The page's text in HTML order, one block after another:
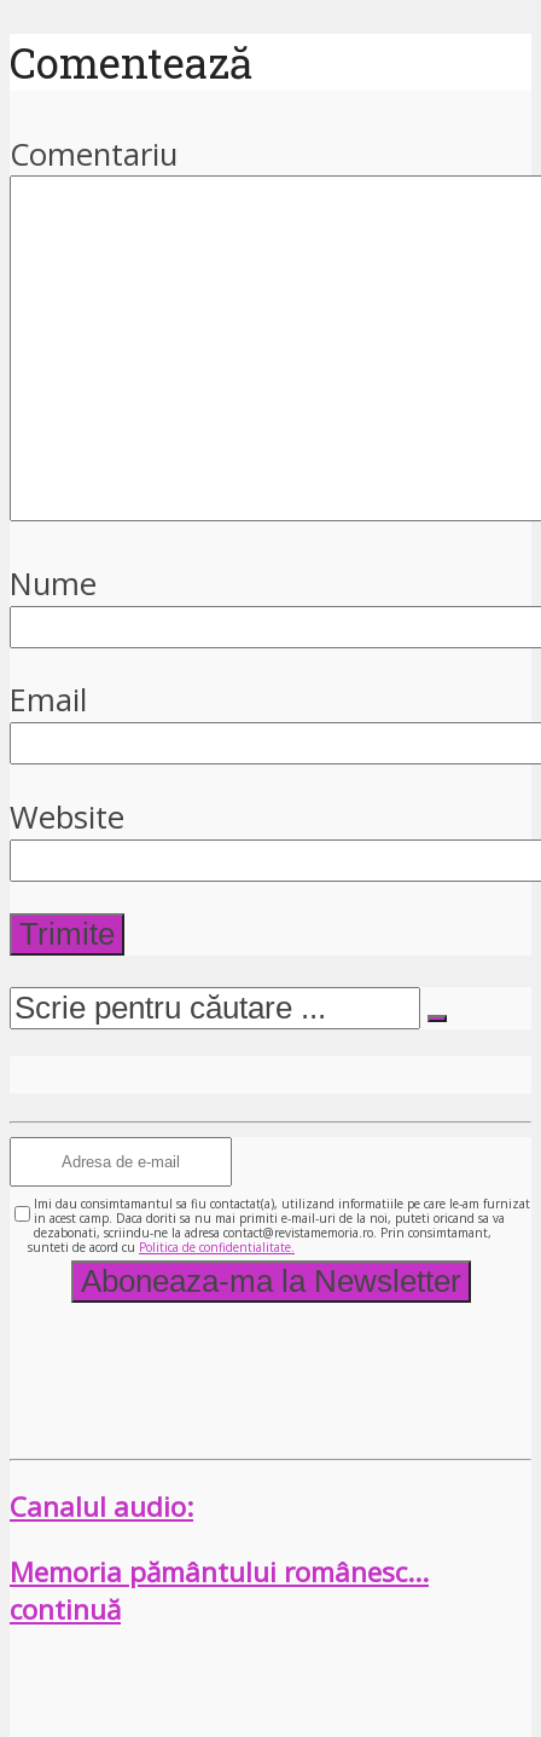
Comentează
Comentariu
Nume
Email
Website
Imi dau consimtamantul sa fiu contactat(a), utilizand informatiile pe care le-am furnizat
in acest camp. Daca doriti sa nu mai primiti e-mail-uri de la noi, puteti oricand sa va
dezabonati, scriindu-ne la adresa contact@revistamemoria.ro. Prin consimtamant,
sunteti de acord cu Politica de confidentialitate.
Canalul audio:
Memoria pământului românesc…
continuă